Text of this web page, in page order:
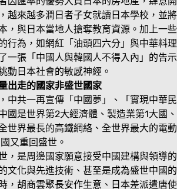
越來越多潤日者子女就讀日本學校，並將
，與日本當地人搶奪教育資源。加上一些
行為，如網紅「油頭四六分」與中華料理
一張「中國人與韓國人不得入內」的告示
動日本社會的敏感神經。
出走的國家非盛世國家
中共一再宣傳「中國夢」、「實現中華民
國是世界第2大經濟體、製造業第1大國、
世界最長的高鐵網絡、全世界最大的電動
又重回盛世。
，是周邊國家願意接受中國建構與領導的
文化與先進技術、甚至是成為盛世中國的
，胡商雲聚長安作生意、日本差派遣唐使